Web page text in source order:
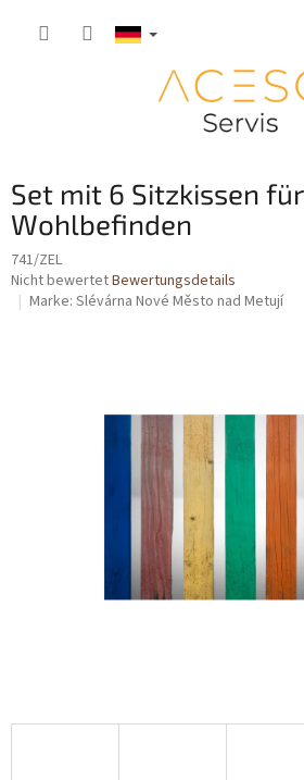
Set mit 6 Sitzkissen für
Wohlbefinden
741/ZEL
Die
durchschnittliche
Nicht bewertetBewertungsdetails
Marke: Slévárna Nové Město nad Metují